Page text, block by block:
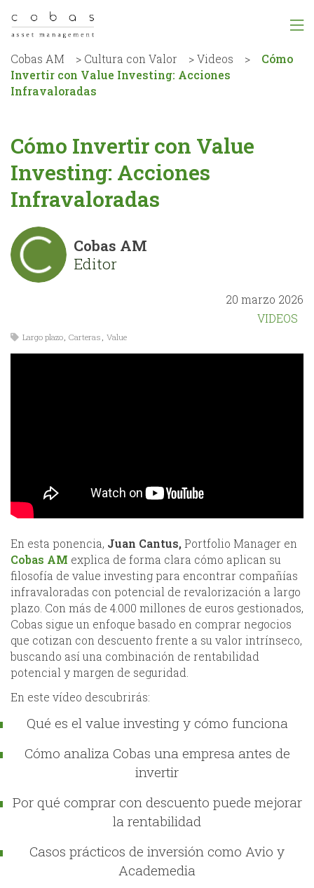
Cobas AM > Cultura con Valor >Videos >
Cómo
Invertir con Value Investing: Acciones
Infravaloradas
Cómo Invertir con Value
Investing: Acciones
Infravaloradas
Cobas AM
Editor
20 marzo 2026
VIDEOS
Largo plazo, Carteras , Value
En esta ponencia, Juan Cantus, Portfolio Manager en
Cobas AM explica de forma clara cómo aplican su
filosofía de value investing para encontrar compañías
infravaloradas con potencial de revalorización a largo
plazo. Con más de 4.000 millones de euros gestionados,
Cobas sigue un enfoque basado en comprar negocios
que cotizan con descuento frente a su valor intrínseco,
buscando así una combinación de rentabilidad
potencial y margen de seguridad.
En este vídeo descubrirás:
Qué es el value investing y cómo funciona
Cómo analiza Cobas una empresa antes de
invertir
Por qué comprar con descuento puede mejorar
la rentabilidad
Casos prácticos de inversión como Avio y
Academedia